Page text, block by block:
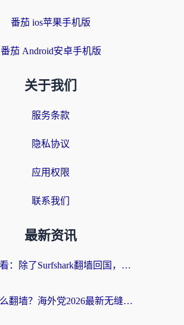
番茄 ios苹果手机版
番茄 Android安卓手机版
关于我们
服务条款
隐私协议
应用权限
联系我们
最新资讯
海外党必看：除了Surfshark翻墙回国，这些加速器选择技巧你真的懂吗？
回国后怎么翻墙？海外党2026最新无缝访问国内资源全攻略（附对比实测）